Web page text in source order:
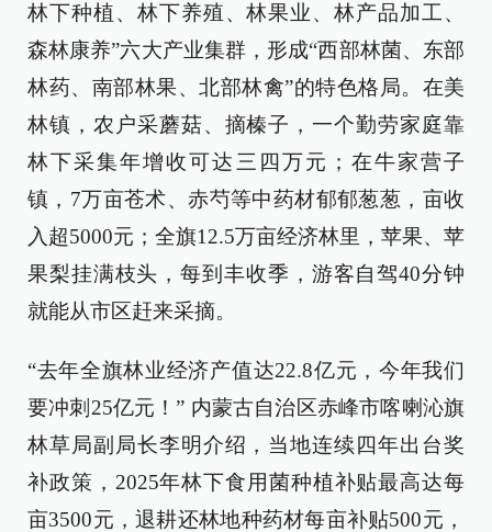
林下种植、林下养殖、林果业、林产品加工、
森林康养”六大产业集群，形成“西部林菌、东部
林药、南部林果、北部林禽”的特色格局。在美
林镇，农户采蘑菇、摘榛子，一个勤劳家庭靠
林下采集年增收可达三四万元；在牛家营子
镇，7万亩苍术、赤芍等中药材郁郁葱葱，亩收
入超5000元；全旗12.5万亩经济林里，苹果、苹
果梨挂满枝头，每到丰收季，游客自驾40分钟
就能从市区赶来采摘。
“去年全旗林业经济产值达22.8亿元，今年我们
要冲刺25亿元！” 内蒙古自治区赤峰市喀喇沁旗
林草局副局长李明介绍，当地连续四年出台奖
补政策，2025年林下食用菌种植补贴最高达每
亩3500元，退耕还林地种药材每亩补贴500元，